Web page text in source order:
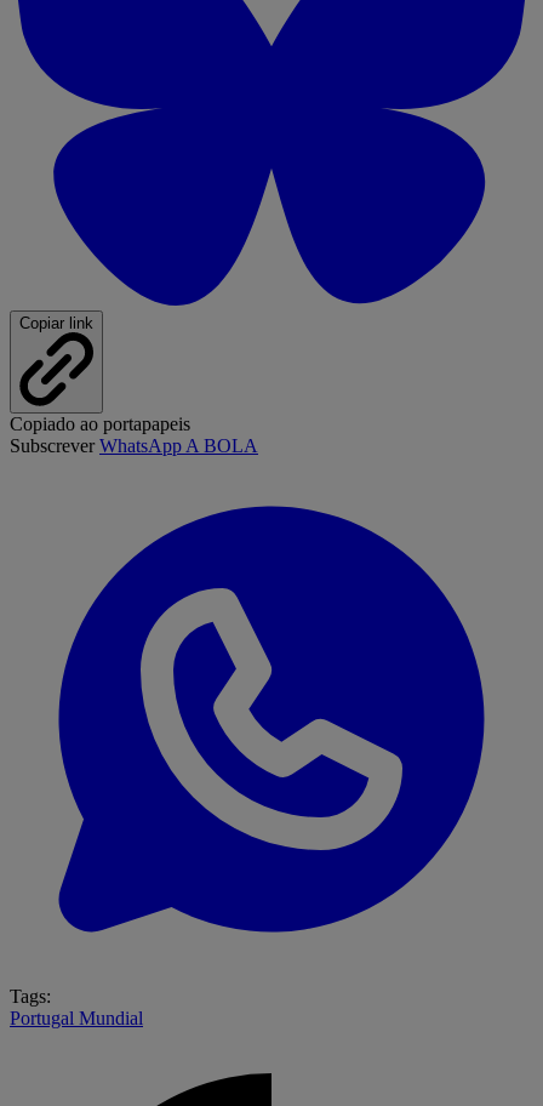
Copiar link
Copiado ao portapapeis
SubscreverWhatsApp A BOLA
Tags:
Portugal Mundial